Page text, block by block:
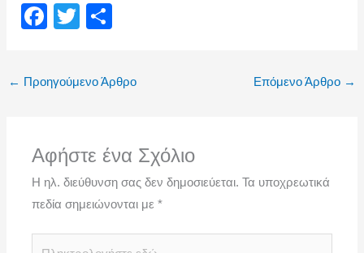
F
e
o
o
k
T
er α
τε
ίτ
ε
← Προηγούμενο Άρθρο Επόμενο Άρθρο →
Αφήστε ένα Σχόλιο
Η ηλ. διεύθυνση σας δεν δημοσιεύεται. Τα υποχρεωτικά
πεδία σημειώνονται με*